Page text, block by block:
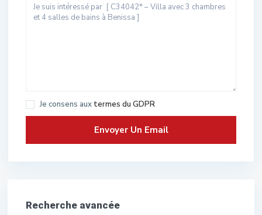
Je consens aux termes du GDPR
Recherche avancée